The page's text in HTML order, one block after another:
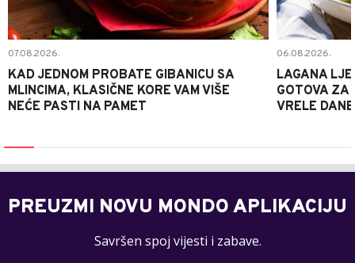
07.08.2026.
KAD JEDNOM PROBATE GIBANICU SA
MLINCIMA, KLASIČNE KORE VAM VIŠE
NEĆE PASTI NA PAMET
06.08.2026.
LAGANA
GOTOVA ZA
VRELE DANE
PREUZMI NOVU MONDO APLIKACIJU
Savršen spoj vijesti i zabave.